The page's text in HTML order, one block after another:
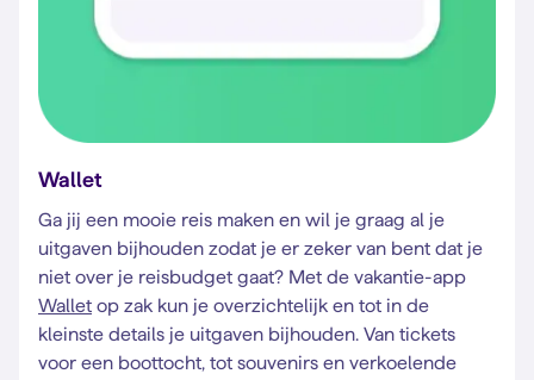
Wallet
Ga jij een mooie reis maken en wil je graag al je
uitgaven bijhouden zodat je er zeker van bent dat je
niet over je reisbudget gaat? Met de vakantie-app
Wallet op zak kun je overzichtelijk en tot in de
kleinste details je uitgaven bijhouden. Van tickets
voor een boottocht, tot souvenirs en verkoelende